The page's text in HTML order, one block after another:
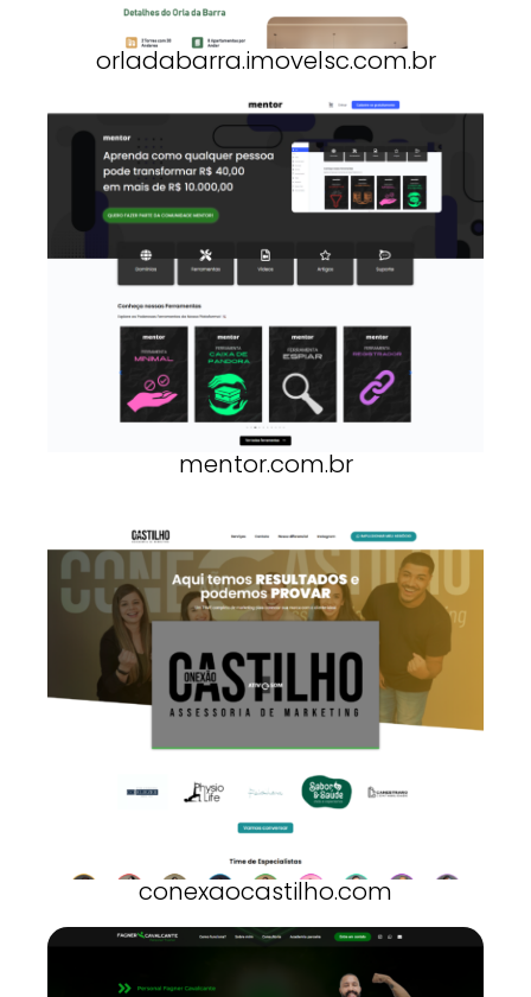
orladabarra.imovelsc.com.br
mentor.com.br
conexaocastilho.com